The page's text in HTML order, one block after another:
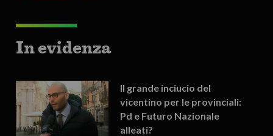
In evidenza
Il grande inciucio del
vicentino per le provinciali:
Pd e Futuro Nazionale
alleati?